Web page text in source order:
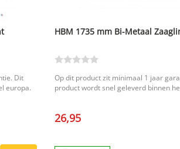
Dit
europa.
HBM 1735 mm Bi-Metaal
Op dit product zit minimaal 1 jaar
product wordt snel geleverd binnen
26,95